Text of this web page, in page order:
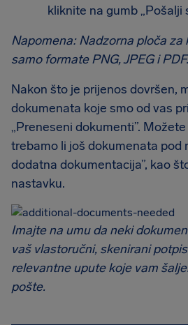
kliknite na gumb „Pošalji
Napomena: Nadzorna ploča za
samo formate PNG, JPEG i PDF.
Nakon što je prijenos dovršen,
dokumenata koje smo od vas
„Preneseni dokumenti”.
trebamo li još dokumenata pod
dodatna dokumentacija”, kao
nastavku.
Imajte na umu da neki
vaš vlastoručni, skenirani
relevantne upute koje vam
pošte.